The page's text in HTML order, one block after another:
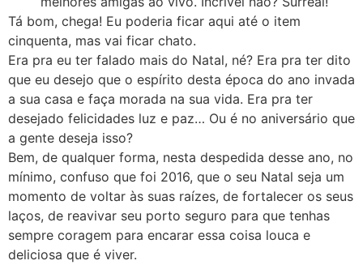
Tá bom, chega! Eu poderia ficar aqui até o item
cinquenta, mas vai ficar chato.
Era pra eu ter falado mais do Natal, né? Era pra ter dito
que eu desejo que o espírito desta época do ano invada
a sua casa e faça morada na sua vida. Era pra ter
desejado felicidades luz e paz… Ou é no aniversário que
a gente deseja isso?
Bem, de qualquer forma, nesta despedida desse ano, no
mínimo, confuso que foi 2016, que o seu Natal seja um
momento de voltar às suas raízes, de fortalecer os seus
laços, de reavivar seu porto seguro para que tenhas
sempre coragem para encarar essa coisa louca e
deliciosa que é viver.